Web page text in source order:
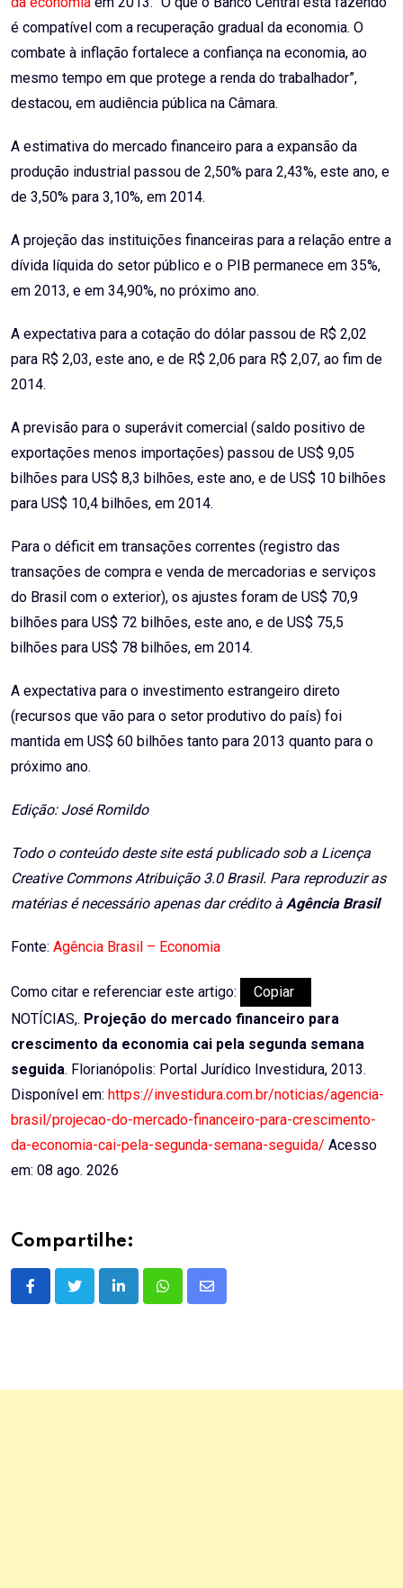
é compatível com a recuperação gradual da economia. O
combate à inflação fortalece a confiança na economia, ao
mesmo tempo em que protege a renda do trabalhador”,
destacou, em audiência pública na Câmara.
A estimativa do mercado financeiro para a expansão da
produção industrial passou de 2,50% para 2,43%, este ano, e
de 3,50% para 3,10%, em 2014.
A projeção das instituições financeiras para a relação entre a
dívida líquida do setor público e o PIB permanece em 35%,
em 2013, e em 34,90%, no próximo ano.
A expectativa para a cotação do dólar passou de R$ 2,02
para R$ 2,03, este ano, e de R$ 2,06 para R$ 2,07, ao fim de
2014.
A previsão para o superávit comercial (saldo positivo de
exportações menos importações) passou de US$ 9,05
bilhões para US$ 8,3 bilhões, este ano, e de US$ 10 bilhões
para US$ 10,4 bilhões, em 2014.
Para o déficit em transações correntes (registro das
transações de compra e venda de mercadorias e serviços
do Brasil com o exterior), os ajustes foram de US$ 70,9
bilhões para US$ 72 bilhões, este ano, e de US$ 75,5
bilhões para US$ 78 bilhões, em 2014.
A expectativa para o investimento estrangeiro direto
(recursos que vão para o setor produtivo do país) foi
mantida em US$ 60 bilhões tanto para 2013 quanto para o
próximo ano.
Edição: José Romildo
Todo o conteúdo deste site está publicado sob a Licença
Creative Commons Atribuição 3.0 Brasil. Para reproduzir as
matérias é necessário apenas dar crédito à Agência Brasil
Fonte: Agência Brasil – Economia
Como citar e referenciar este artigo:
Copiar
NOTÍCIAS,. Projeção do mercado financeiro para
crescimento da economia cai pela segunda semana
seguida. Florianópolis: Portal Jurídico Investidura, 2013.
Disponível em: https://investidura.com.br/noticias/agencia-
brasil/projecao-do-mercado-financeiro-para-crescimento-
da-economia-cai-pela-segunda-semana-seguida/ Acesso
em: 08 ago. 2026
Compartilhe:
LinkedInWhatsappShare